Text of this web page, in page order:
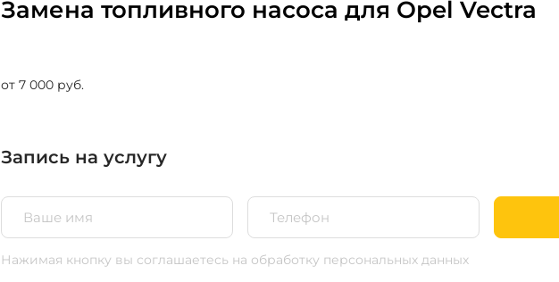
Замена топливного насоса для Opel Vectra
от 7 000 руб.
Запись на услугу
Нажимая кнопку вы соглашаетесь на обработку персональных данных